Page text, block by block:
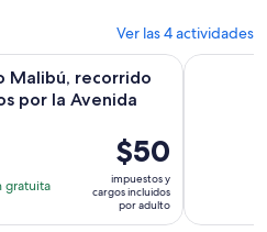
Ver las 4 actividades
Malibú, recorrido
por la Avenida
gratuita
El
precio
es
de
$50
impuestos y
cargos incluidos
por adulto
niños por la AvenidaClases